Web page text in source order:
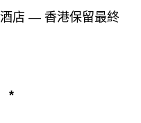
店 — 香港保留最終
*